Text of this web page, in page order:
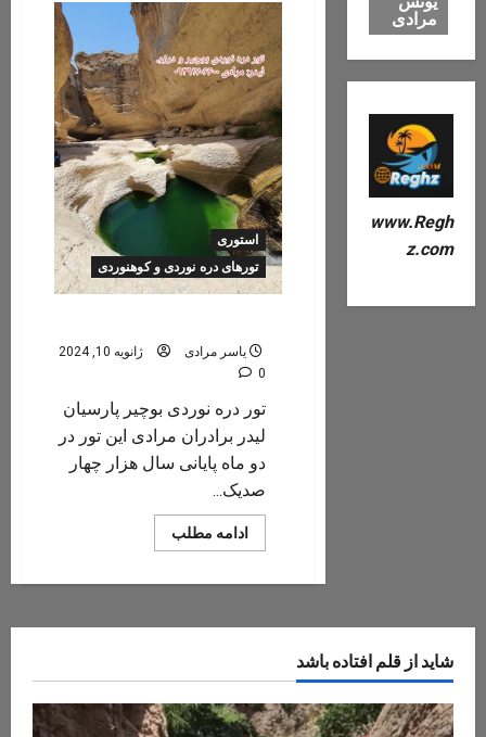
گردشگری
جنوب
/
پاییز
زمستان
۱۴۰۳
/
دره
نوردی:
درزو،
بوچیر،
سیریدون
کمپ
استوری
تورهای دره نوردی و کوهنوردی
یاسر مرادی
ژانویه 10, 2024
0
تور دره نوردی بوچیر پارسیان
لیدر برادران مرادی این تور در
دو ماه پایانی سال هزار چهار
صدیک...
ادامه مطلب
more
مرادی
www.Regh
z.com
شاید از قلم افتاده باشد